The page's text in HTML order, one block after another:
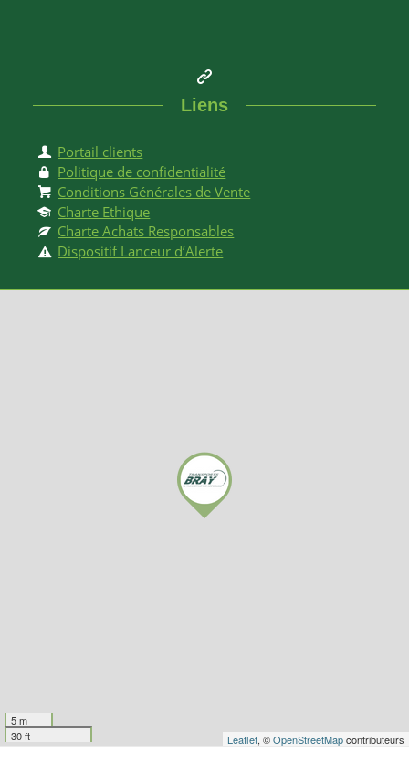
Politique de confidentialité
Conditions Générales de Vente
Dispositif Lanceur d’Alerte